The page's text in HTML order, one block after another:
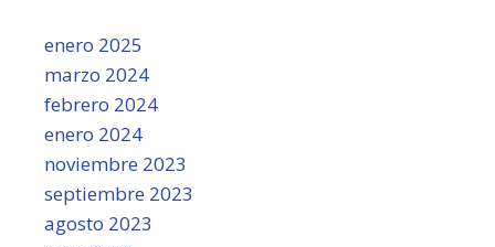
enero 2025
marzo 2024
febrero 2024
enero 2024
noviembre 2023
septiembre 2023
agosto 2023